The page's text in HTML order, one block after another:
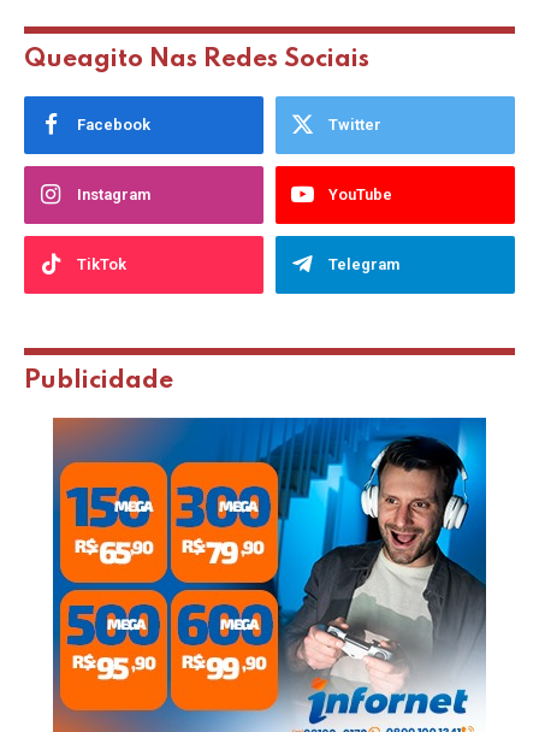
Queagito Nas Redes Sociais
Facebook Twitter
Instagram YouTube
TikTok Telegram
Publicidade